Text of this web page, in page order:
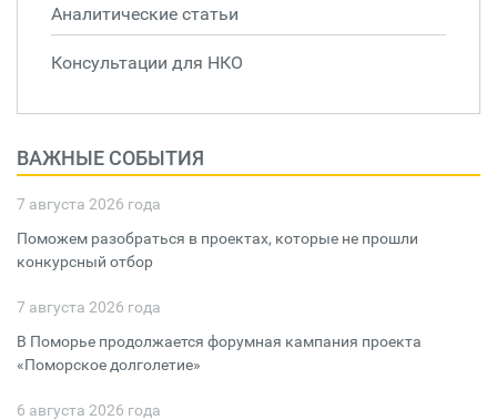
Аналитические статьи
Консультации для НКО
ВАЖНЫЕ СОБЫТИЯ
7 августа 2026 года
Поможем разобраться в проектах, которые не прошли
конкурсный отбор
7 августа 2026 года
В Поморье продолжается форумная кампания проекта
«Поморское долголетие»
6 августа 2026 года